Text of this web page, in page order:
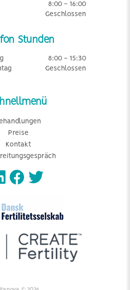
8:00 - 16:00
Geschlossen
Stunden
8:00 - 15:30
Geschlossen
Preise
Kontakt